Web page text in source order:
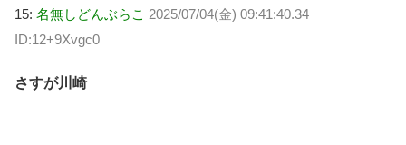
15: 名無しどんぶらこ 2025/07/04(金) 09:41:40.34
ID:12+9Xvgc0
さすが川崎